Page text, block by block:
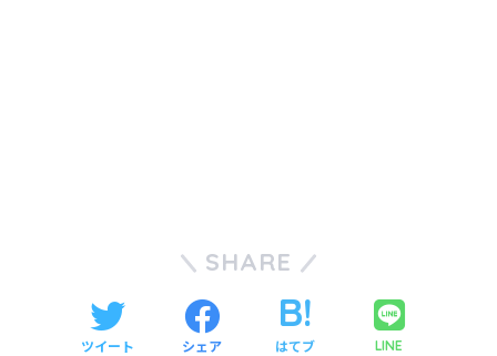
SHARE
ツイート シェア はてブ LINE